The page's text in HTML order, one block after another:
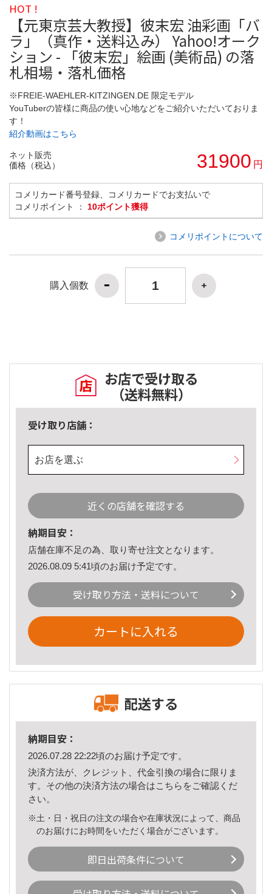
HOT !
【元東京芸大教授】彼末宏 油彩画「バ
ラ」（真作・送料込み） Yahoo!オーク
ション - 「彼末宏」絵画 (美術品) の落
札相場・落札価格
※FREIE-WAEHLER-KITZINGEN.DE 限定モデル
YouTuberの皆様に商品の使い心地などをご紹介いただいておりま
す！
紹介動画はこちら
ネット販売
価格（税込）
31900 円
コメリカード番号登録、コメリカードでお支払いで
コメリポイント ： 10ポイント獲得
コメリポイントについて
購入個数
お店で受け取る
（送料無料）
受け取り店舗：
お店を選ぶ
近くの店舗を確認する
納期目安：
店舗在庫不足の為、取り寄せ注文となります。
2026.08.09 5:41頃のお届け予定です。
受け取り方法・送料について
カートに入れる
配送する
納期目安：
2026.07.28 22:22頃のお届け予定です。
決済方法が、クレジット、代金引換の場合に限りま
す。その他の決済方法の場合はこちら をご確認くだ
さい。
※土・日・祝日の注文の場合や在庫状況によって、商品
のお届けにお時間をいただく場合がございます。
即日出荷条件について